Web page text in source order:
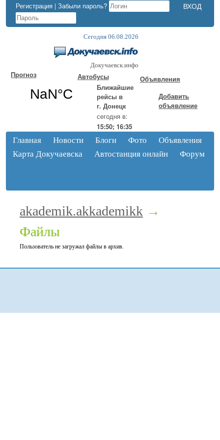
Регистрация | Забыли пароль?
Сегодня 06.08.2026
Докучаевск.инфо
Прогноз
Автобусы
Ближайшие
рейсы в
г. Донецк
сегодня в:
15:50; 16:35
Объявления
Добавить
объявление
Главная Новости Блоги Фото
Объявления
Карта Докучаевска
Автостанция онлайн Форум
akademik.akkademikk →
Файлы
Пользователь не загружал файлы в архив.